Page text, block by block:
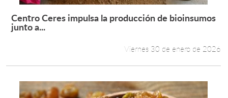
Leer más +
Centro Ceres impulsa la producción de bioinsumos
junto a...
Viernes 30 de enero de 2026